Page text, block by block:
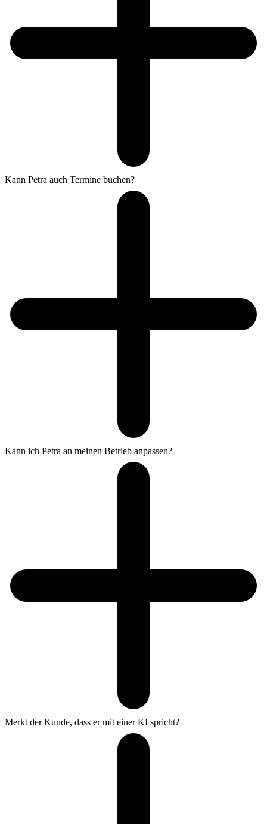
Kann Petra auch Termine buchen?
Kann ich Petra an meinen Betrieb anpassen?
Merkt der Kunde, dass er mit einer KI spricht?